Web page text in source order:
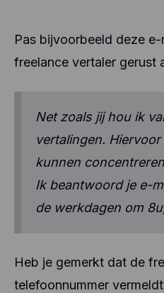
Pas bijvoorbeeld deze
freelance vertaler gerust
Net zoals jij hou ik
vertalingen.
kunnen
Ik beantwoord je e-
de werkdagen om
Heb je gemerkt dat de
telefoonnummer